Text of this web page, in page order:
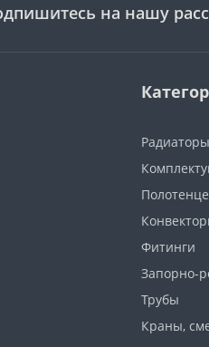
на нашу
Фитинги
Запорно-
Трубы
Краны,